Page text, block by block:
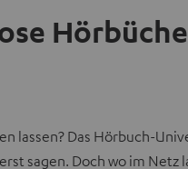
lassen? Das Hörbuch-
sagen. Doch wo im